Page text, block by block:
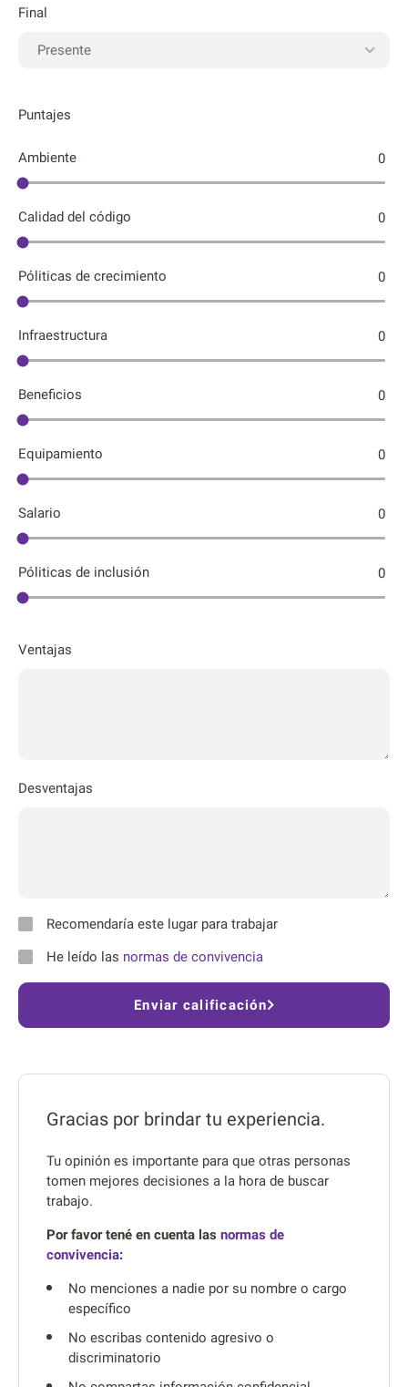
Final
Puntajes
Ambiente 0
Calidad del código 0
Póliticas de crecimiento 0
Infraestructura 0
Beneficios 0
Equipamiento 0
Salario 0
Póliticas de inclusión 0
Ventajas
Desventajas
Recomendaría este lugar para trabajar
He leído las normas de convivencia
Enviar calificación
Gracias por brindar tu experiencia.
Tu opinión es importante para que otras personas
tomen mejores decisiones a la hora de buscar
trabajo.
Por favor tené en cuenta las normas de
convivencia:
No menciones a nadie por su nombre o cargo
específico
No escribas contenido agresivo o
discriminatorio